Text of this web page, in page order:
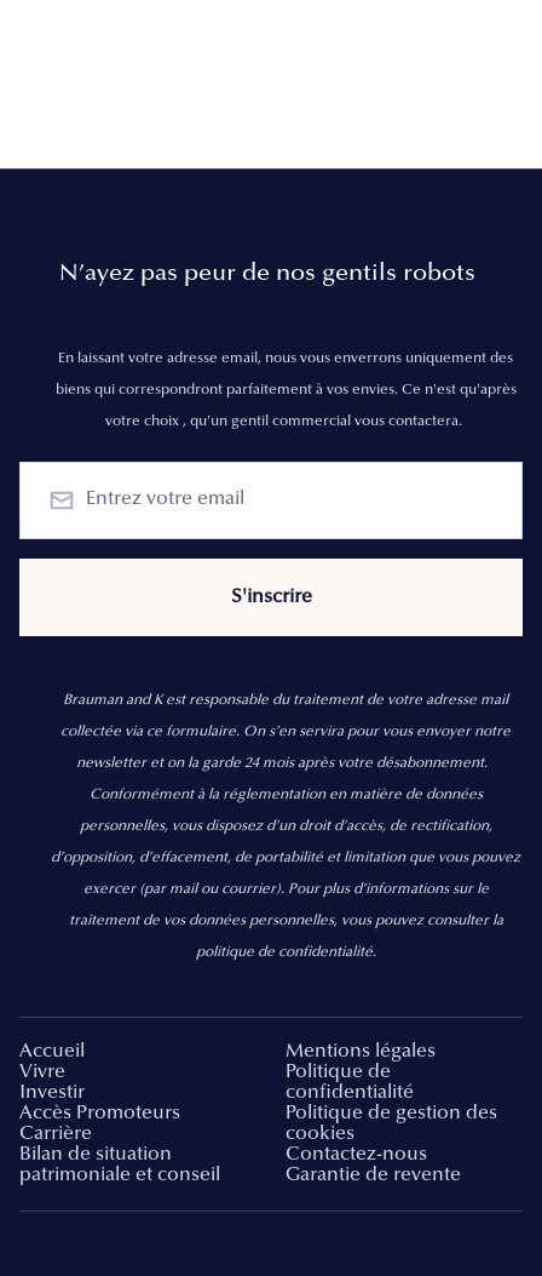
N’ayez pas peur de nos gentils robots
En laissant votre adresse email, nous vous enverrons uniquement des
biens qui correspondront parfaitement à vos envies. Ce n'est qu'après
votre choix , qu'un gentil commercial vous contactera.
Brauman and K est responsable du traitement de votre adresse mail
collectée via ce formulaire. On s’en servira pour vous envoyer notre
newsletter et on la garde 24 mois après votre désabonnement.
Conformément à la réglementation en matière de données
personnelles, vous disposez d'un droit d'accès, de rectification,
d’opposition, d’effacement, de portabilité et limitation que vous pouvez
exercer (par mail ou courrier). Pour plus d’informations sur le
traitement de vos données personnelles, vous pouvez consulter la
politique de confidentialité.
Accueil
Vivre
Investir
Accès Promoteurs
Carrière
Bilan de situation
patrimoniale et conseil
Mentions légales
Politique de
confidentialité
Politique de gestion des
cookies
Contactez-nous
Garantie de revente